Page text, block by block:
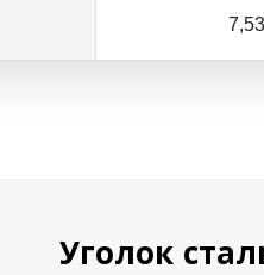
Уголок